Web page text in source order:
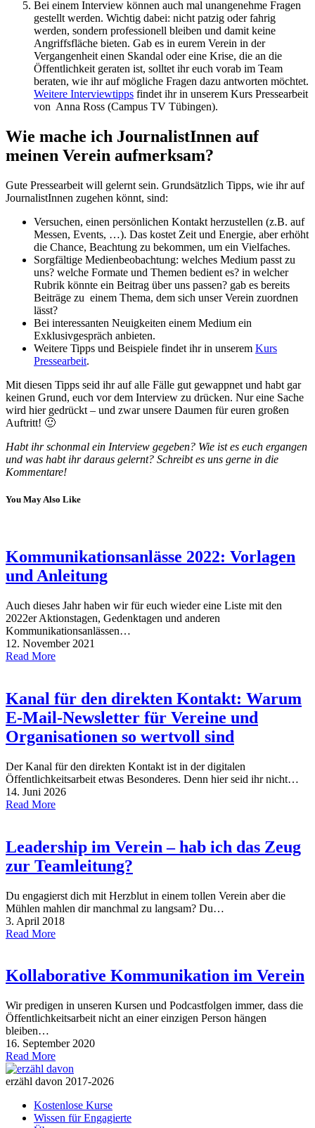
Bei einem Interview können auch mal unangenehme Fragen
gestellt werden. Wichtig dabei: nicht patzig oder fahrig
werden, sondern professionell bleiben und damit keine
Angriffsfläche bieten. Gab es in eurem Verein in der
Vergangenheit einen Skandal oder eine Krise, die an die
Öffentlichkeit geraten ist, solltet ihr euch vorab im Team
beraten, wie ihr auf mögliche Fragen dazu antworten möchtet.
Weitere Interviewtipps findet ihr in unserem Kurs Pressearbeit
von Anna Ross (Campus TV Tübingen).
Wie mache ich JournalistInnen auf
meinen Verein aufmerksam?
Gute Pressearbeit will gelernt sein. Grundsätzlich Tipps, wie ihr auf
JournalistInnen zugehen könnt, sind:
Versuchen, einen persönlichen Kontakt herzustellen (z.B. auf
Messen, Events, …). Das kostet Zeit und Energie, aber erhöht
die Chance, Beachtung zu bekommen, um ein Vielfaches.
Sorgfältige Medienbeobachtung: welches Medium passt zu
uns? welche Formate und Themen bedient es? in welcher
Rubrik könnte ein Beitrag über uns passen? gab es bereits
Beiträge zu einem Thema, dem sich unser Verein zuordnen
lässt?
Bei interessanten Neuigkeiten einem Medium ein
Exklusivgespräch anbieten.
Weitere Tipps und Beispiele findet ihr in unserem Kurs
Pressearbeit.
Mit diesen Tipps seid ihr auf alle Fälle gut gewappnet und habt gar
keinen Grund, euch vor dem Interview zu drücken. Nur eine Sache
wird hier gedrückt – und zwar unsere Daumen für euren großen
Auftritt! 🙂
Habt ihr schonmal ein Interview gegeben? Wie ist es euch ergangen
und was habt ihr daraus gelernt? Schreibt es uns gerne in die
Kommentare!
You May Also Like
Kommunikationsanlässe 2022: Vorlagen
und Anleitung
Auch dieses Jahr haben wir für euch wieder eine Liste mit den
2022er Aktionstagen, Gedenktagen und anderen
Kommunikationsanlässen…
12. November 2021
Read More
Kanal für den direkten Kontakt: Warum
E-Mail-Newsletter für Vereine und
Organisationen so wertvoll sind
Der Kanal für den direkten Kontakt ist in der digitalen
Öffentlichkeitsarbeit etwas Besonderes. Denn hier seid ihr nicht…
14. Juni 2026
Read More
Leadership im Verein – hab ich das Zeug
zur Teamleitung?
Du engagierst dich mit Herzblut in einem tollen Verein aber die
Mühlen mahlen dir manchmal zu langsam? Du…
3. April 2018
Read More
Kollaborative Kommunikation im Verein
Wir predigen in unseren Kursen und Podcastfolgen immer, dass die
Öffentlichkeitsarbeit nicht an einer einzigen Person hängen
bleiben…
16. September 2020
Read More
erzähl davon 2017-2026
Kostenlose Kurse
Wissen für Engagierte